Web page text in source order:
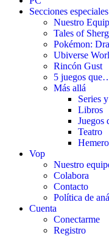
Secciones especiales
Nuestro
Tales of
Pokémon:
Ubiverse
Rincón Gust
5 juegos
Más allá
Series
Libros
Juegos
Teatro
Vop
Nuestro
Colabora
Contacto
Política de
Cuenta
Conectarme
Registro